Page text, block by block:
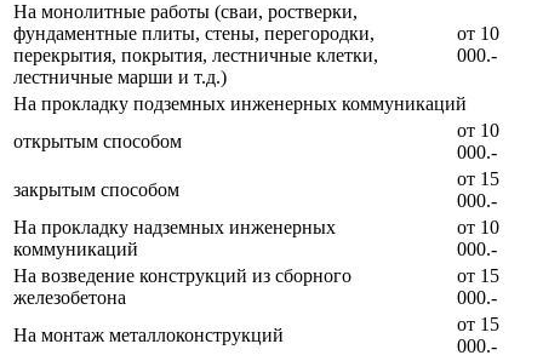
На монолитные работы (сваи, ростверки,
фундаментные плиты, стены, перегородки,
перекрытия, покрытия, лестничные клетки,
лестничные марши и т.д.)
от 10
000.-
На прокладку подземных инженерных коммуникаций
открытым способом
от 10
000.-
закрытым способом
от 15
000.-
На прокладку надземных инженерных
коммуникаций
от 10
000.-
На возведение конструкций из сборного
железобетона
от 15
000.-
На монтаж металлоконструкций
от 15
000.-